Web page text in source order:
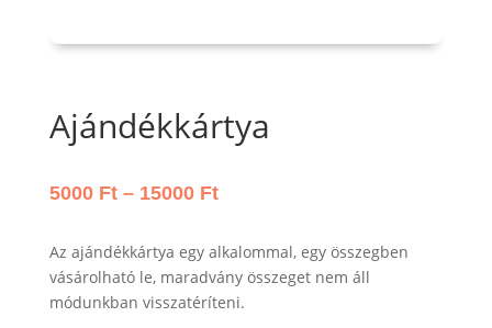
Ajándékkártya
5000 Ft – 15000 FtÁrtartomány:
-
15000 Ft
Az ajándékkártya egy alkalommal, egy összegben
vásárolható le, maradvány összeget nem áll
módunkban visszatéríteni.